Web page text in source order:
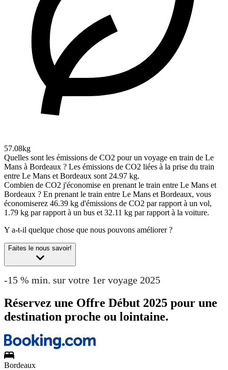
57.08kg
Quelles sont les émissions de CO2 pour un voyage en train de Le
Mans à Bordeaux ? Les émissions de CO2 liées à la prise du train
entre Le Mans et Bordeaux sont 24.97 kg.
Combien de CO2 j'économise en prenant le train entre Le Mans et
Bordeaux ? En prenant le train entre Le Mans et Bordeaux, vous
économiserez 46.39 kg d'émissions de CO2 par rapport à un vol,
1.79 kg par rapport à un bus et 32.11 kg par rapport à la voiture.
Y a-t-il quelque chose que nous pouvons améliorer ?
Faites le nous savoir!
-15 % min. sur votre 1er voyage 2025
Réservez une Offre Début 2025 pour une
destination proche ou lointaine.
Bordeaux